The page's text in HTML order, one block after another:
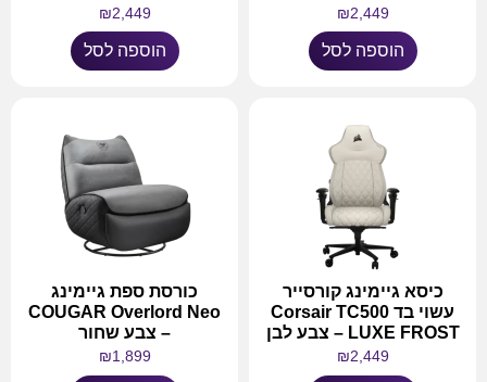
₪2,449
הוספה לסל
₪2,449
הוספה לסל
כיסא גיימינג קורסייר
עשוי בד Corsair TC500
LUXE FROST – צבע לבן
₪2,449
‏כורסת ספת גיימינג
COUGAR Overlord Neo
– צבע שחור
₪1,899